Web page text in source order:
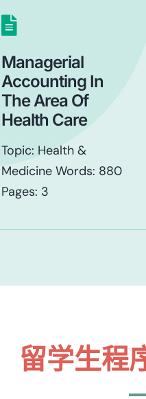
Managerial
Accounting In
The Area Of
Health Care
Topic: Health &
Medicine Words: 880
Pages: 3
留学生程